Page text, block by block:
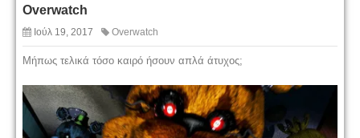
Overwatch
Ιούλ 19, 2017 Overwatch
Μήπως τελικά τόσο καιρό ήσουν απλά άτυχος;